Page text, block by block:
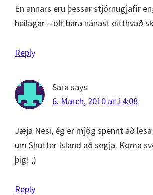
En annars eru þessar stjörnugjafir
heilagar – oft bara nánast eitthvað
Reply
Sara says
6. March, 2010 at 14:08
Jæja Nesi, ég er mjög spennt að
um Shutter Island að segja. Koma
þig! ;)
Reply